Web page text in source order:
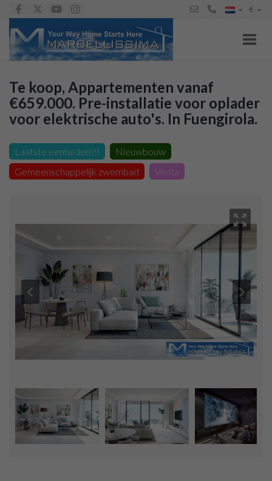
€
Te koop, Appartementen vanaf
€659.000. Pre-installatie voor oplader
voor elektrische auto's. In Fuengirola.
659.000 €
Laatste eenheden!!!
Nieuwbouw
Gemeenschappelijk zwembad
Venta